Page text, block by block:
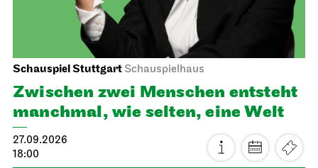
Schauspiel Stuttgart Schauspielhaus
Zwischen zwei Menschen ent­steht
manch­mal, wie selten, eine Welt
27.09.2026
18:00